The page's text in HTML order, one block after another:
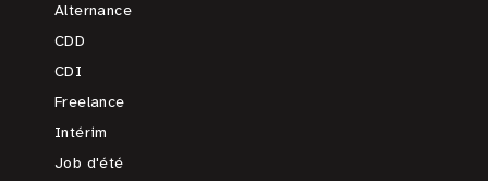
Alternance
CDD
CDI
Freelance
Intérim
Job d'été